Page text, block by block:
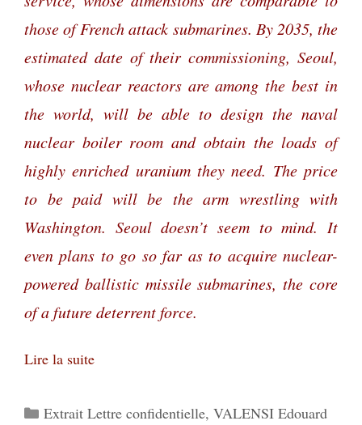
those of French attack submarines. By 2035, the
estimated date of their commissioning, Seoul,
whose nuclear reactors are among the best in
the world, will be able to design the naval
nuclear boiler room and obtain the loads of
highly enriched uranium they need. The price
to be paid will be the arm wrestling with
Washington. Seoul doesn’t seem to mind. It
even plans to go so far as to acquire nuclear-
powered ballistic missile submarines, the core
of a future deterrent force.
Lire la suite
Catégories
Extrait Lettre confidentielle, VALENSI Edouard